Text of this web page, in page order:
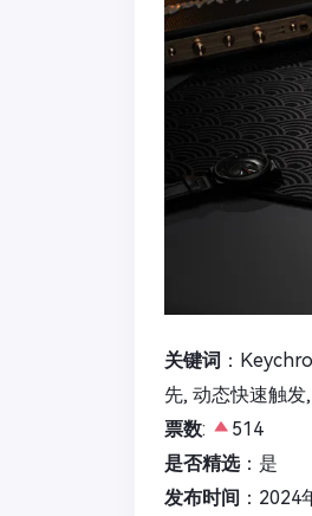
关键词 ：
先, 动态快速触发
票数:
514
是否精选：是
发布时间 ：